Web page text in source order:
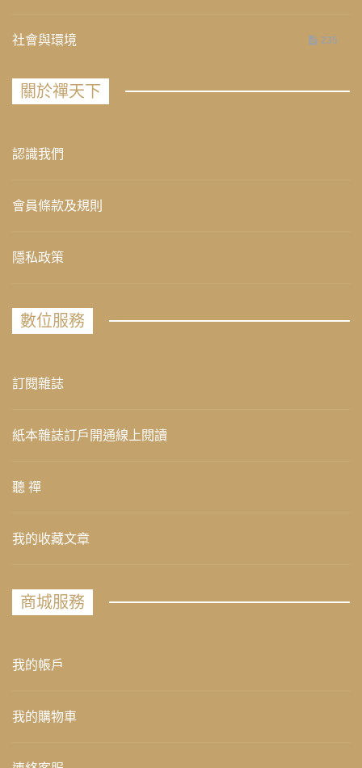
社會與環境 235
關於禪天下
認識我們
會員條款及規則
隱私政策
數位服務
訂閱雜誌
紙本雜誌訂戶開通線上閱讀
聽 禪
我的收藏文章
商城服務
我的帳戶
我的購物車